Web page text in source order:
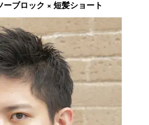
ブロック × 短髪ショート